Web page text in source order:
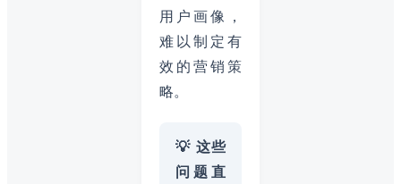
用户画像，
难以制定有
效的营销策
略。
💡 这些
问题直